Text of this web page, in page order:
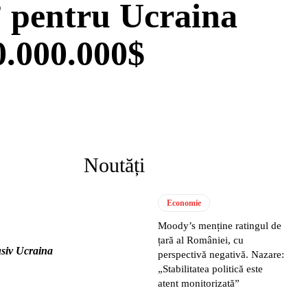
pentru Ucraina
Ucraina
Noutăți
Economie
Moody’s menține ratingul de
țară al României, cu
perspectivă negativă. Nazare:
„Stabilitatea politică este
atent monitorizată”